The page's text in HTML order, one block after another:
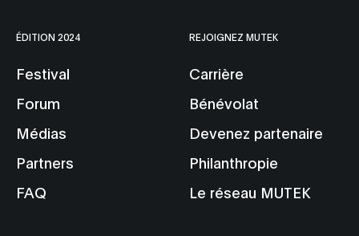
ÉDITION 2024
Festival
Forum
Médias
Partners
FAQ
REJOIGNEZ MUTEK
Carrière
Bénévolat
Devenez partenaire
Philanthropie
Le réseau MUTEK